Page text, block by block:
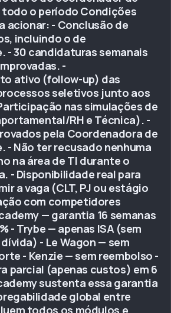
o período Condições
acionar: - Conclusão de
incluindo o de
- 30 candidaturas semanais
-
ativo (follow-up) das
seletivos junto aos
nas simulações de
RH e Técnica). -
pela Coordenadora de
- Não ter recusado nenhuma
na área de TI durante o
- Disponibilidade real para
a vaga (CLT, PJ ou estágio
com competidores
— garantia 16 semanas
- Trybe — apenas ISA (sem
- Le Wagon — sem
- Kenzie — sem reembolso -
parcial (apenas custos) em 6
sustenta essa garantia
global entre
todos os módulos e